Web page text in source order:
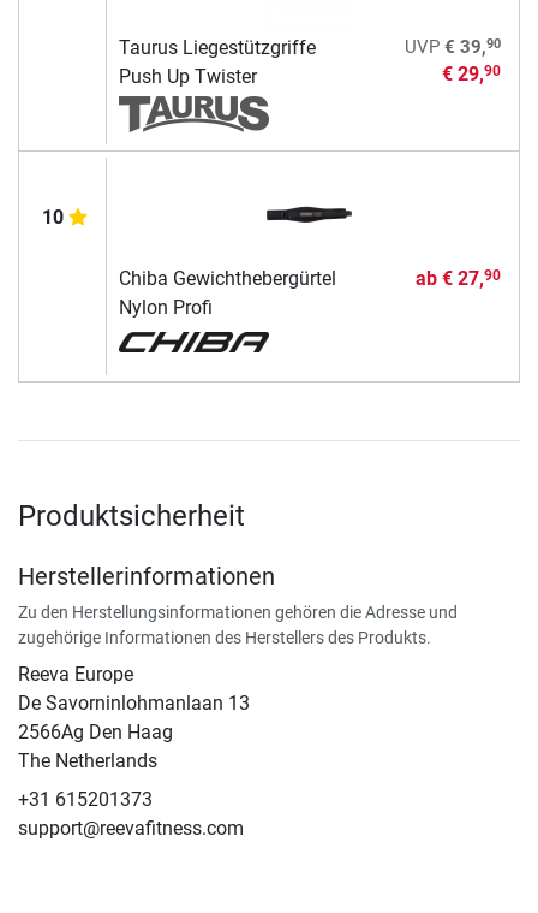
Taurus Liegestützgriffe
Push Up Twister
UVP € 39,90
€ 29,90
10
Chiba Gewichthebergürtel
Nylon Profi
ab € 27,90
Produktsicherheit
Herstellerinformationen
Zu den Herstellungsinformationen gehören die Adresse und
zugehörige Informationen des Herstellers des Produkts.
Reeva Europe
De Savorninlohmanlaan 13
2566Ag Den Haag
The Netherlands
+31 615201373
support@reevafitness.com